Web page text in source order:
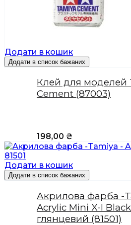
Додати в кошик
Додати в список бажаних
Клей для моделей
Cement (87003)
198,00 ₴
Додати в кошик
Додати в список бажаних
Акрилова фарба -
Acrylic Mini X-I
глянцевий (81501)